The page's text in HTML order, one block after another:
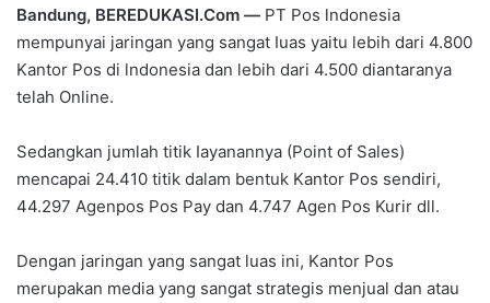
Bandung, BEREDUKASI.Com — PT Pos lndonesia
mempunyai jaringan yang sangat Iuas yaitu lebih dari 4.800
Kantor Pos di lndonesia dan lebih dari 4.500 diantaranya
telah Online.
Sedangkan jumlah titik Iayanannya (Point of Sales)
mencapai 24.410 titik dalam bentuk Kantor Pos sendiri,
44.297 Agenpos Pos Pay dan 4.747 Agen Pos Kurir dll.
Dengan jaringan yang sangat luas ini, Kantor Pos
merupakan media yang sangat strategis menjual dan atau